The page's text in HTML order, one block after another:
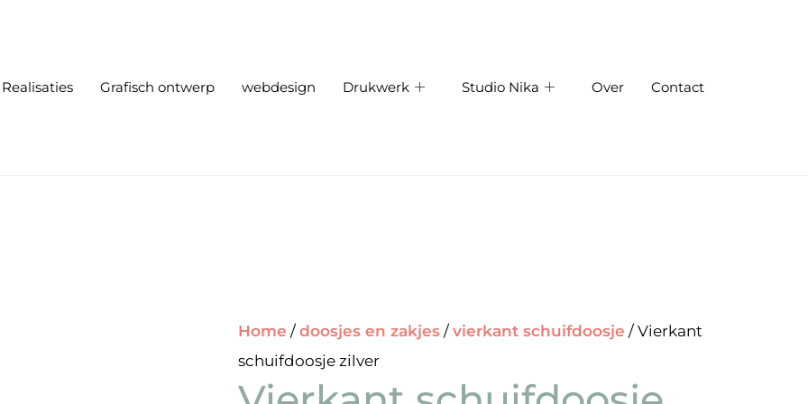
Realisaties Grafisch ontwerp webdesign Drukwerk Studio Nika Over Contact
Home / doosjes en zakjes / vierkant schuifdoosje / Vierkant
schuifdoosje zilver